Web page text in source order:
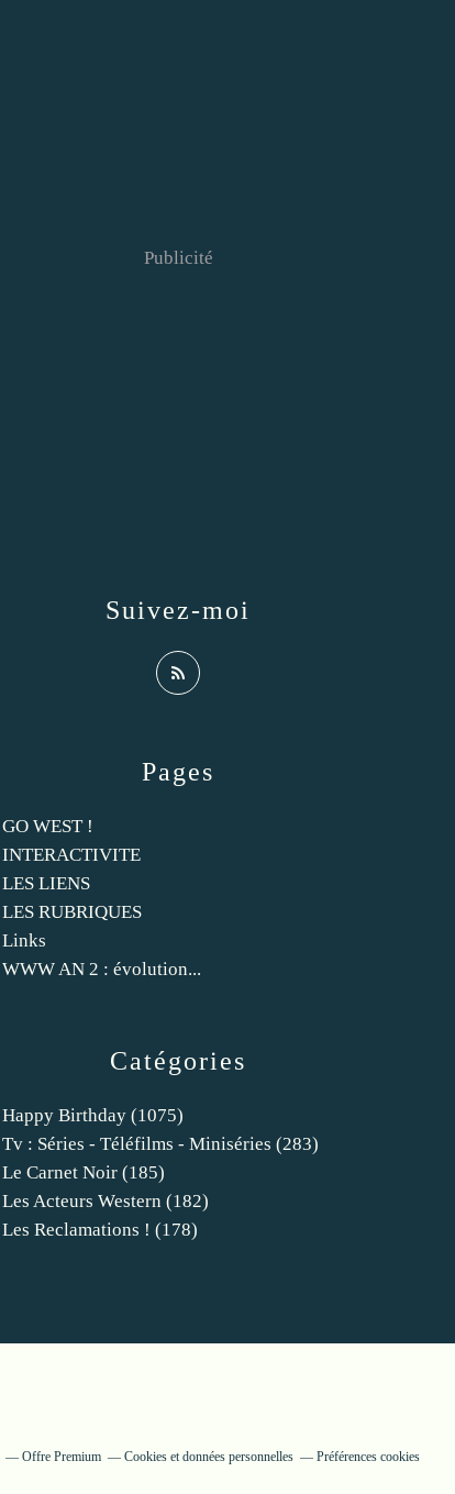
Catégories
Happy Birthday (1075)
Tv : Séries - Téléfilms - Miniséries (283)
Le Carnet Noir (185)
Les Acteurs Western (182)
Les Reclamations ! (178)
Pages
GO WEST !
INTERACTIVITE
LES LIENS
LES RUBRIQUES
Links
WWW AN 2 : évolution...
Suivez-moi
Publicité
Offre Premium Cookies et données personnelles Préférences cookies